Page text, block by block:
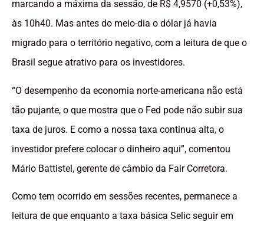
marcando a máxima da sessão, de R$ 4,9570 (+0,53%),
às 10h40. Mas antes do meio-dia o dólar já havia
migrado para o território negativo, com a leitura de que o
Brasil segue atrativo para os investidores.
“O desempenho da economia norte-americana não está
tão pujante, o que mostra que o Fed pode não subir sua
taxa de juros. E como a nossa taxa continua alta, o
investidor prefere colocar o dinheiro aqui”, comentou
Mário Battistel, gerente de câmbio da Fair Corretora.
Como tem ocorrido em sessões recentes, permanece a
leitura de que enquanto a taxa básica Selic seguir em